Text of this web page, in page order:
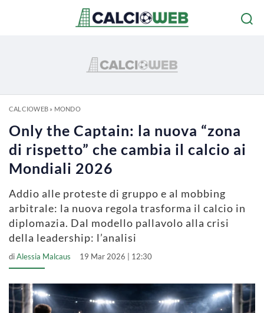
CALCIOWEB» MONDO
Only the Captain: la nuova “zona
di rispetto” che cambia il calcio ai
Mondiali 2026
Addio alle proteste di gruppo e al mobbing
arbitrale: la nuova regola trasforma il calcio in
diplomazia. Dal modello pallavolo alla crisi
della leadership: l’analisi
di Alessia Malcaus 19 Mar 2026 | 12:30